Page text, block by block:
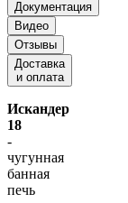
Документация
Видео
Отзывы
Доставка
и оплата
Искандер
18
-
чугунная
банная
печь